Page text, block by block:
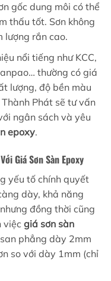
gốc dung môi có thể
thấu tốt. Sơn không
lượng rắn cao.
nổi tiếng như KCC,
thường có giá
lượng, độ bền màu
Phát sẽ tư vấn
ngân sách và yêu
epoxy.
Giá Sơn Sàn Epoxy
yếu tố chính quyết
dày, khả năng
đồng thời cũng
việc giá sơn sàn
phẳng dày 2mm
so với dày 1mm (chỉ